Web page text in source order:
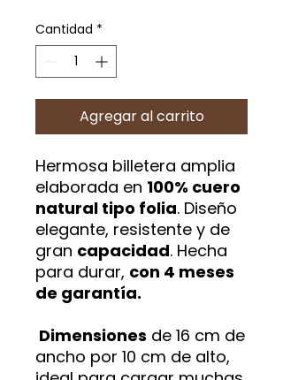
Cantidad *
Agregar al carrito
Hermosa billetera amplia
elaborada en 100% cuero
natural tipo folia. Diseño
elegante, resistente y de
gran capacidad. Hecha
para durar, con 4 meses
de garantía.
Dimensiones de 16 cm de
ancho por 10 cm de alto,